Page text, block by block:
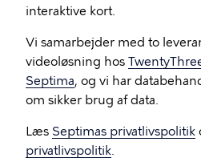
interaktive kort.
Vi samarbejder med to
videoløsning hos
Septima, og vi har
om sikker brug af data.
Læs Septimas privatlivspolitik
privatlivspolitik.